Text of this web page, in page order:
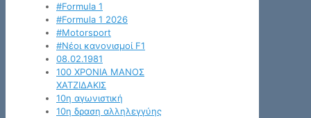
#Formula 1
#Formula 1 2026
#Motorsport
#Νέοι κανονισμοί F1
08.02.1981
100 ΧΡΟΝΙΑ ΜΑΝΟΣ
ΧΑΤΖΙΔΑΚΙΣ
10η αγωνιστική
10η δραση αλληλεγγύης